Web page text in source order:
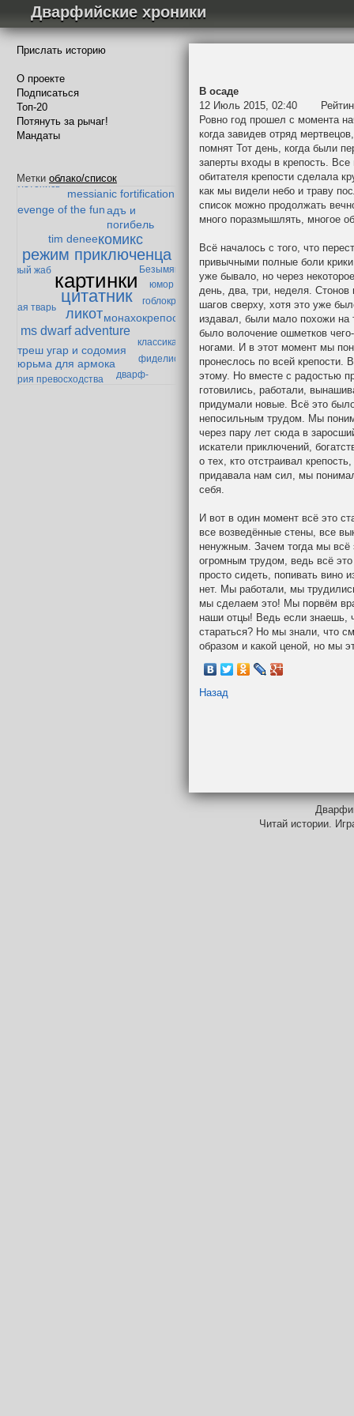
Дварфийские хроники
Прислать историю
О проекте
Подписаться
Топ-20
Потянуть за рычаг!
Мандаты
Метки облако/список
картинки
цитатник
режим приключенца
ликот
комикс
ms dwarf adventure
треш угар и содомия
tim denee
адъ и
погибель
revenge of the fun
messianic fortification
тюрьма для армока
монахокрепость
фиделис
классика
теория превосходства
дварф-
одного эльфа
гоблокрепость
юмор
летопись
тварь
жаб Безымянный
В осаде
12 Июль 2015, 02:40
Ровно год прошел с момента
когда завидев отряд
помнят Тот день, когда были
заперты входы в крепость. Все
обитателя крепости сделала
как мы видели небо и траву
список можно продолжать
много поразмышлять, многое
Всё началось с того, что
привычными полные боли
уже бывало, но через
день, два, три, неделя.
шагов сверху, хотя это уже
издавал, были мало похожи на
было волочение ошметков
ногами. И в этот момент мы
пронеслось по всей крепости.
этому. Но вместе с радостью
готовились, работали,
придумали новые. Всё это
непосильным трудом. Мы
через пару лет сюда в
искатели приключений,
о тех, кто отстраивал
придавала нам сил, мы
себя.
И вот в один момент всё это
все возведённые стены, все
ненужным. Зачем тогда мы всё
огромным трудом, ведь всё
просто сидеть, попивать вино
нет. Мы работали, мы
мы сделаем это! Мы порвём
наши отцы! Ведь если знаешь,
стараться? Но мы знали, что
образом и какой ценой, но мы
Назад
Читай истории.